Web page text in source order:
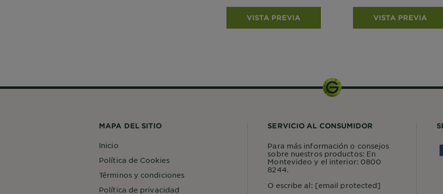
VISTA PREVIA VISTA PREVIA
MAPA DEL SITIO
Inicio
Política de Cookies
Términos y condiciones
Política de privacidad
SERVICIO AL CONSUMIDOR
Para más información o consejos
sobre nuestros productos: En
Montevideo y el interior: 0800
8244.
O escribe al: [email protected]